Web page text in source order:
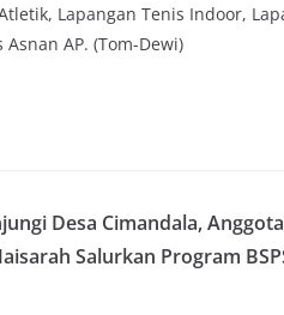
Lapangan Tenis Indoor,
AP. (Tom-Dewi)
Desa Cimandala,
Salurkan Program